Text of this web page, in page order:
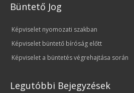
Büntető Jog
Képviselet nyomozati szakban
Képviselet büntető bíróság előtt
Képviselet a büntetés végrehajtása során
Legutóbbi Bejegyzések